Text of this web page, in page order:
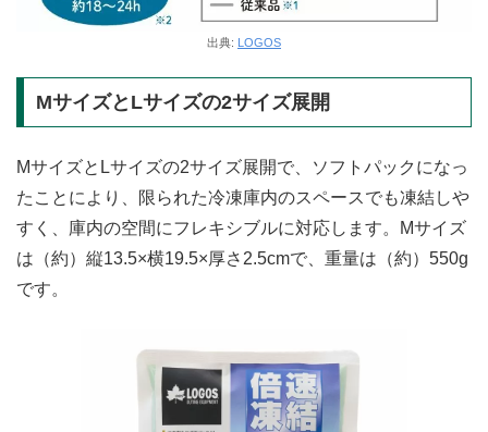
出典: LOGOS
MサイズとLサイズの2サイズ展開
MサイズとLサイズの2サイズ展開で、ソフトパックになっ
たことにより、限られた冷凍庫内のスペースでも凍結しや
すく、庫内の空間にフレキシブルに対応します。Mサイズ
は（約）縦13.5×横19.5×厚さ2.5cmで、重量は（約）550g
です。